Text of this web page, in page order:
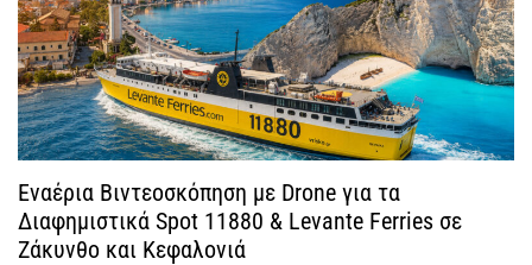
ρ
ω
ν
Εναέρια Βιντεοσκόπηση με Drone για τα
Διαφημιστικά Spot 11880 & Levante Ferries σε
Ζάκυνθο και Κεφαλονιά